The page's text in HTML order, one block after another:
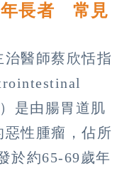
年長者 常見
醫師蔡欣恬指
是由腸胃道肌
惡性腫瘤，佔所
於約65-69歲年